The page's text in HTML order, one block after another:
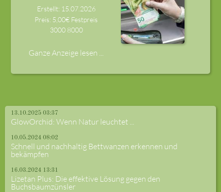
Erstellt: 15.07.2026
Preis: 5,00€ Festpreis
3000 8000
Ganze Anzeige lesen ...
13.10.2025 03:37
GlowOrchid: Wenn Natur leuchtet ...
10.05.2024 08:02
Schnell und nachhaltig Bettwanzen erkennen und
bekämpfen
16.03.2024 13:31
Lizetan Plus: Die effektive Lösung gegen den
Buchsbaumzünsler